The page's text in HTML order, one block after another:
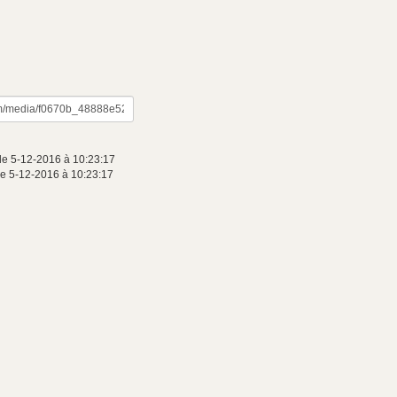
le 5-12-2016 à 10:23:17
le 5-12-2016 à 10:23:17